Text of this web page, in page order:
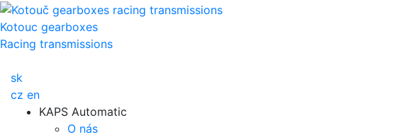
Kotouc gearboxes
Racing transmissions
sk
cz en
KAPS Automatic
O nás